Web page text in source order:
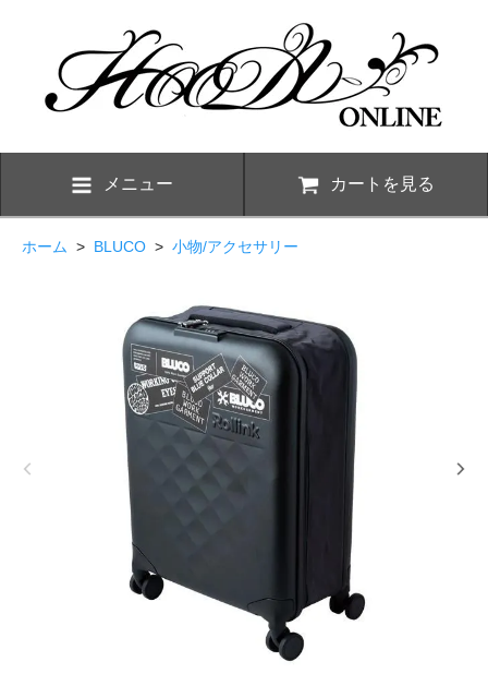
メニュー カートを見る
ホーム > BLUCO > 小物/アクセサリー